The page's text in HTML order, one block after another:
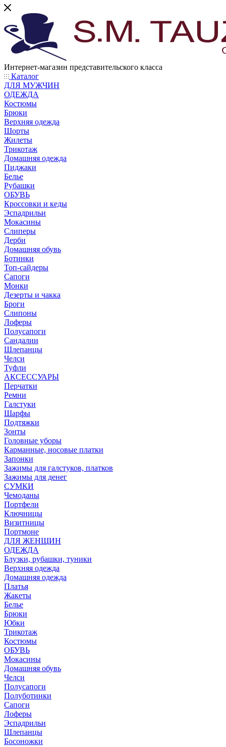
Интернет-магазин представительского класса
Каталог
ДЛЯ МУЖЧИН
ОДЕЖДА
Костюмы
Брюки
Верхняя одежда
Шорты
Жилеты
Трикотаж
Домашняя одежда
Пиджаки
Белье
Рубашки
ОБУВЬ
Кроссовки и кеды
Эспадрильи
Мокасины
Слиперы
Дерби
Домашняя обувь
Ботинки
Топ-сайдеры
Сапоги
Монки
Дезерты и чакка
Броги
Слипоны
Лоферы
Полусапоги
Сандалии
Шлепанцы
Челси
Туфли
АКСЕССУАРЫ
Перчатки
Ремни
Галстуки
Шарфы
Подтяжки
Зонты
Головные уборы
Карманные, носовые платки
Запонки
Зажимы для галстуков, платков
Зажимы для денег
СУМКИ
Чемоданы
Портфели
Ключницы
Визитницы
Портмоне
ДЛЯ ЖЕНЩИН
ОДЕЖДА
Блузки, рубашки, туники
Верхняя одежда
Домашняя одежда
Платья
Жакеты
Белье
Брюки
Юбки
Трикотаж
Костюмы
ОБУВЬ
Мокасины
Домашняя обувь
Челси
Полусапоги
Полуботинки
Сапоги
Лоферы
Эспадрильи
Шлепанцы
Босоножки